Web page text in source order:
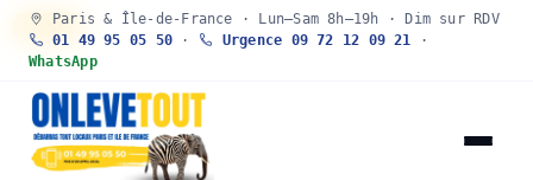
Paris & Île-de-France · Lun–Sam 8h–19h · Dim sur RDV
01 49 95 05 50 · Urgence 09 72 12 09 21 ·
WhatsApp
30 SEC